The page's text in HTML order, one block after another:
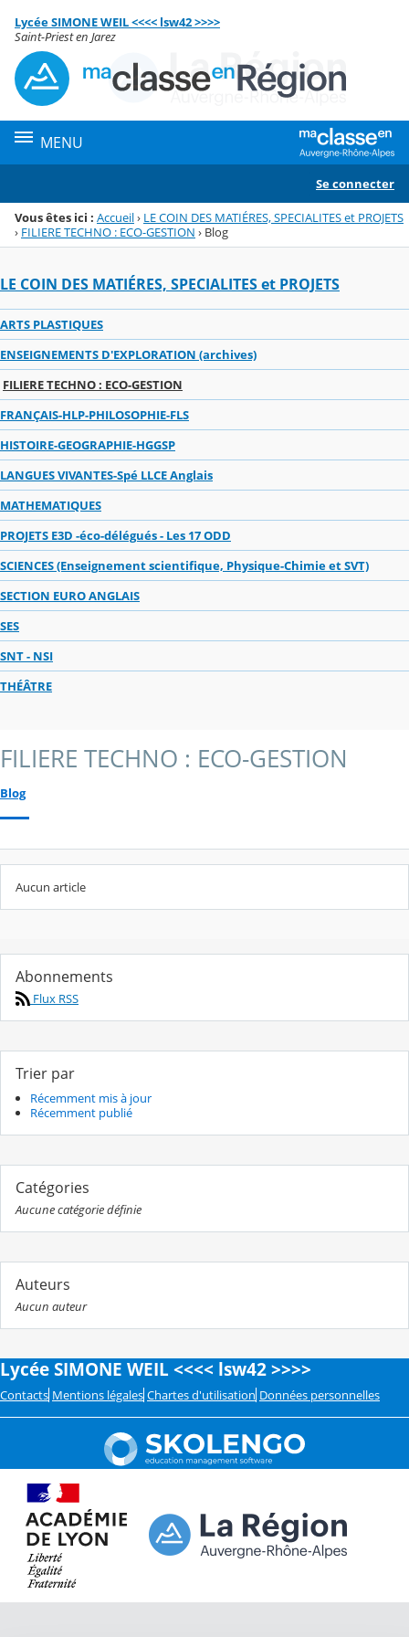
Menu de la rubrique
Contenu
Lycée SIMONE WEIL <<<< lsw42 >>>>
Saint-Priest en Jarez
MENU
Se connecter
Vous êtes ici : Accueil› LE COIN DES MATIÉRES, SPECIALITES et PROJETS
› FILIERE TECHNO : ECO-GESTION › Blog
LE COIN DES MATIÉRES, SPECIALITES et PROJETS
ARTS PLASTIQUES
ENSEIGNEMENTS D'EXPLORATION (archives)
FILIERE TECHNO : ECO-GESTION
FRANÇAIS-HLP-PHILOSOPHIE-FLS
HISTOIRE-GEOGRAPHIE-HGGSP
LANGUES VIVANTES-Spé LLCE Anglais
MATHEMATIQUES
PROJETS E3D -éco-délégués - Les 17 ODD
SCIENCES (Enseignement scientifique, Physique-Chimie et SVT)
SECTION EURO ANGLAIS
SES
SNT - NSI
THÉÂTRE
FILIERE TECHNO : ECO-GESTION
Blog
Aucun article
Abonnements
Flux RSS
Trier par
Récemment mis à jour
Récemment publié
Catégories
Aucune catégorie définie
Auteurs
Aucun auteur
Lycée SIMONE WEIL <<<< lsw42 >>>>
Contacts Mentions légales Chartes d'utilisation Données personnelles